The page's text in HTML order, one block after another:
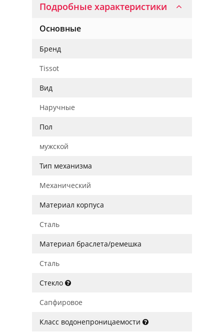
Подробные характеристики
Основные
Бренд
Tissot
Вид
Наручные
Пол
мужской
Тип механизма
Механический
Материал корпуса
Сталь
Материал браслета/ремешка
Сталь
Стекло
Сапфировое
Класс водонепроницаемости